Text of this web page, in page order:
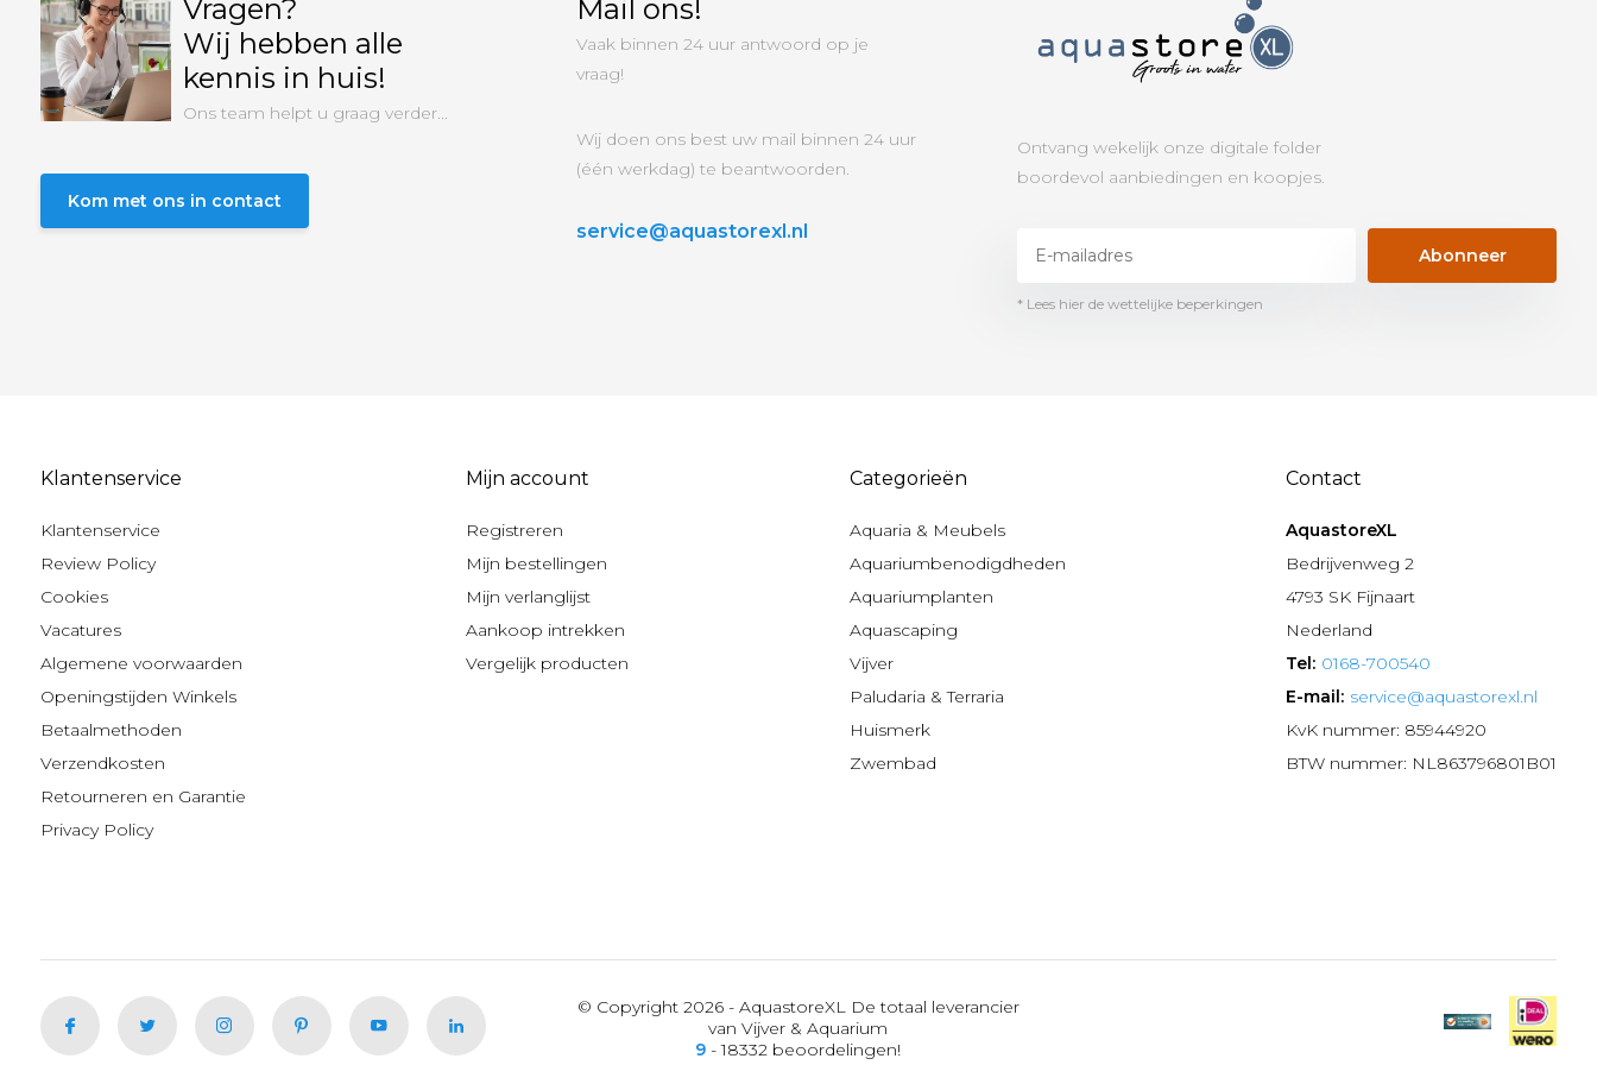
Vragen?
Wij hebben alle
kennis in huis!
Ons team helpt u graag verder...
Kom met ons in contact
Mail ons!
Vaak binnen 24 uur antwoord op je
vraag!
Wij doen ons best uw mail binnen 24 uur
(één werkdag) te beantwoorden.
service@aquastorexl.nl
Ontvang wekelijk onze digitale folder
boordevol aanbiedingen en koopjes.
Abonneer
* Lees hier de wettelijke beperkingen
Klantenservice
Klantenservice
Review Policy
Cookies
Vacatures
Algemene voorwaarden
Openingstijden Winkels
Betaalmethoden
Verzendkosten
Retourneren en Garantie
Privacy Policy
Mijn account
Registreren
Mijn bestellingen
Mijn verlanglijst
Aankoop intrekken
Vergelijk producten
Categorieën
Aquaria & Meubels
Aquariumbenodigdheden
Aquariumplanten
Aquascaping
Vijver
Paludaria & Terraria
Huismerk
Zwembad
Contact
AquastoreXL
Bedrijvenweg 2
4793 SK Fijnaart
Nederland
Tel: 0168-700540
E-mail: service@aquastorexl.nl
KvK nummer: 85944920
BTW nummer: NL863796801B01
© Copyright 2026 - AquastoreXL De totaal leverancier
van Vijver & Aquarium
9 - 18332 beoordelingen!